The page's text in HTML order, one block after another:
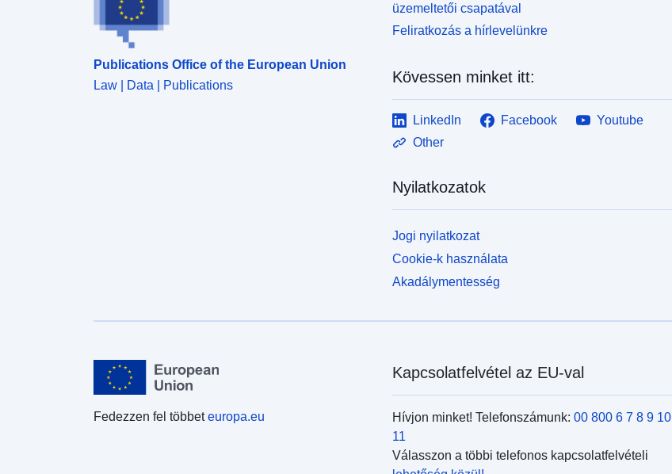
Publications Office of the European Union
Law | Data | Publications
üzemeltetői csapatával
Feliratkozás a hírlevelünkre
Kövessen minket itt:
LinkedIn Facebook
Youtube
Other
Nyilatkozatok
Jogi nyilatkozat
Cookie-k használata
Akadálymentesség
Fedezzen fel többeteuropa.eu
Kapcsolatfelvétel az EU-val
Hívjon minket! Telefonszámunk: 00 800 6 7 8 9 10
11
Válasszon a többi telefonos kapcsolatfelvételi